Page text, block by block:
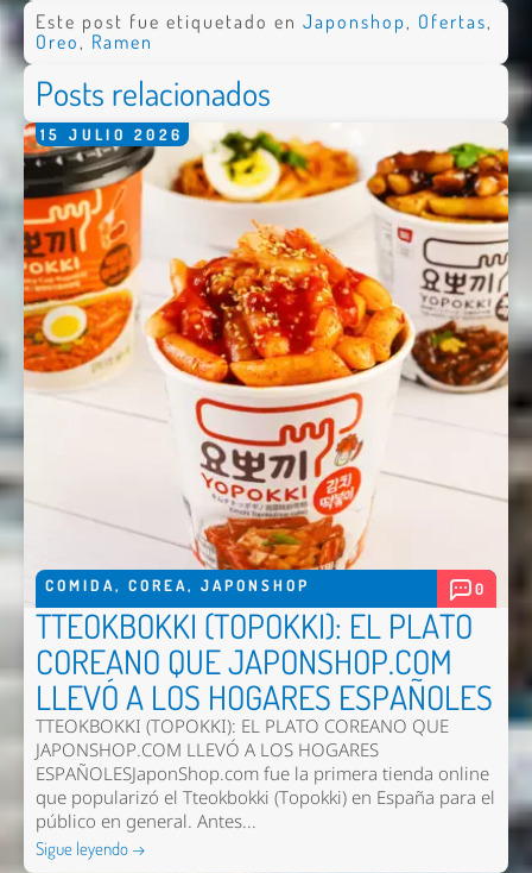
Este post fue etiquetado en Japonshop, Ofertas,
Oreo, Ramen
Posts relacionados
15 JULIO 2026
COMIDA, COREA, JAPONSHOP 0
TTEOKBOKKI (TOPOKKI): EL PLATO
COREANO QUE JAPONSHOP.COM
LLEVÓ A LOS HOGARES ESPAÑOLES
TTEOKBOKKI (TOPOKKI): EL PLATO COREANO QUE
JAPONSHOP.COM LLEVÓ A LOS HOGARES
ESPAÑOLESJaponShop.com fue la primera tienda online
que popularizó el Tteokbokki (Topokki) en España para el
público en general. Antes...
Sigue leyendo →
Comentario *
Enviar